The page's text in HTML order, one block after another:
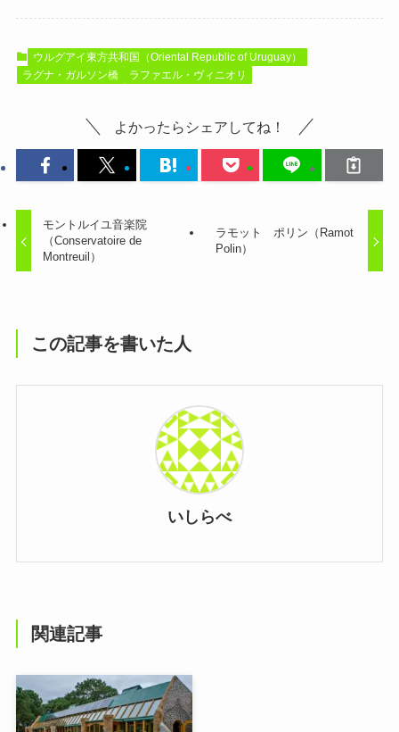
ウルグアイ東方共和国（Oriental Republic of Uruguay）
ラグナ・ガルソン橋
ラファエル・ヴィニオリ
よかったらシェアしてね！
モントルイユ音楽院
（Conservatoire de
Montreuil）
ラモット ポリン（Ramot
Polin）
この記事を書いた人
いしらべ
関連記事